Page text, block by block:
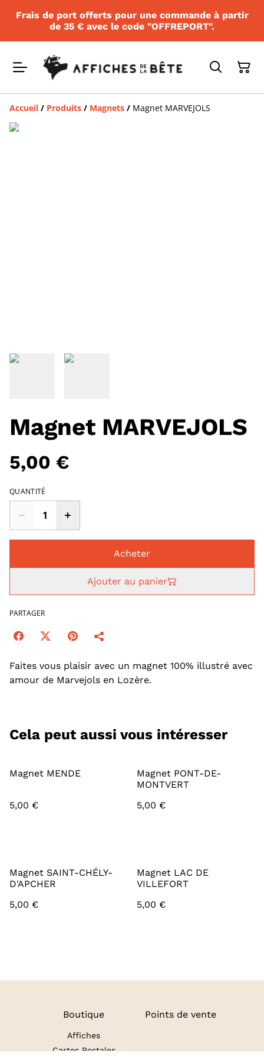
Frais de port offerts pour une commande à partir
de 35 € avec le code "OFFREPORT".
Accueil / Produits / Magnets / Magnet MARVEJOLS
Magnet MARVEJOLS
5,00 €
QUANTITÉ
Acheter
Ajouter au panier
PARTAGER
Faites vous plaisir avec un magnet 100% illustré avec
amour de Marvejols en Lozère.
Cela peut aussi vous intéresser
Magnet MENDE
5,00 €
Magnet PONT-DE-
MONTVERT
5,00 €
Magnet SAINT-CHÉLY-
D'APCHER
5,00 €
Magnet LAC DE
VILLEFORT
5,00 €
Boutique
Affiches
Cartes Postales
Points de vente